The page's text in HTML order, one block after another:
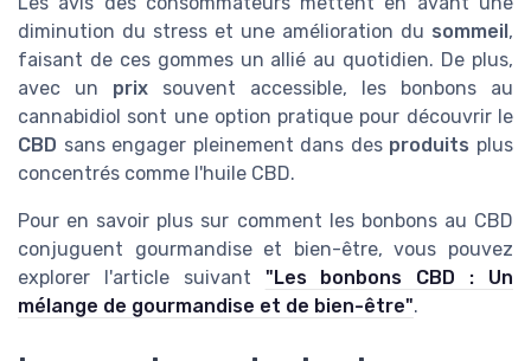
diminution du stress et une amélioration du sommeil ,
faisant de ces gommes un allié au quotidien. De plus,
avec un prix souvent accessible, les bonbons au
cannabidiol sont une option pratique pour découvrir le
CBD sans engager pleinement dans des produits plus
concentrés comme l'huile CBD.
Pour en savoir plus sur comment les bonbons au CBD
conjuguent gourmandise et bien-être, vous pouvez
explorer l'article suivant "Les bonbons CBD : Un
mélange de gourmandise et de bien-être".